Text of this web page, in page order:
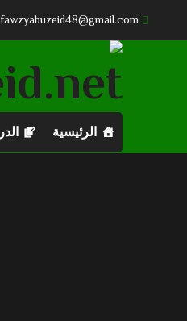
fawzyabuzeid48@gmail.com
الرئيسية